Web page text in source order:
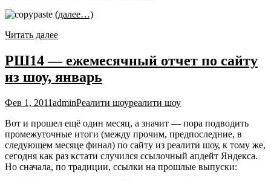
(далее…)
Читать далее
РШ14 — ежемесячный отчет по сайту
из шоу, январь
Фев 1, 2011adminРеалити шоуреалити шоу
Вот и прошел ещё один месяц, а значит — пора подводить
промежуточные итоги (между прочим, предпоследние, в
следующем месяце финал) по сайту из реалити шоу, к тому же,
сегодня как раз кстати случился ссылочный апдейт Яндекса.
Но сначала, по традиции, ссылки на прошлые выпуски: